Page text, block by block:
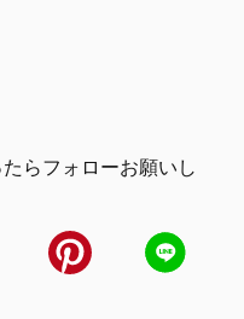
たらフォローお願いし